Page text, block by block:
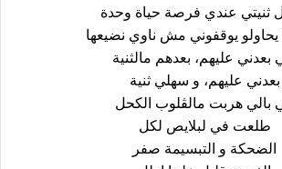
ثنيتي عندي فرصة حياة وحدة
يحاولو يوقفوني مش ناوي نضيعها
بعدني عليهم، بعدهم مالثنية
بعدني عليهم، و سهلي ثنية
بالي هربت مالڨلوب الكحل
طلعت في لبلايص لكل
الضحكة و التبسيمة صفر